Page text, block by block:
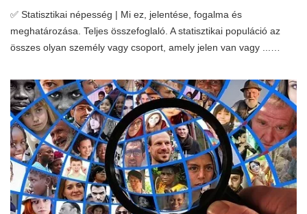
✅ Statisztikai népesség | Mi ez, jelentése, fogalma és
meghatározása. Teljes összefoglaló. A statisztikai populáció az
összes olyan személy vagy csoport, amely jelen van vagy ...…